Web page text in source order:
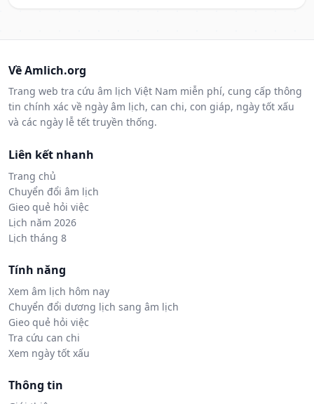
Về Amlich.org
Trang web tra cứu âm lịch Việt Nam miễn phí, cung cấp thông
tin chính xác về ngày âm lịch, can chi, con giáp, ngày tốt xấu
và các ngày lễ tết truyền thống.
Liên kết nhanh
Trang chủ
Chuyển đổi âm lịch
Gieo quẻ hỏi việc
Lịch năm 2026
Lịch tháng 8
Tính năng
Xem âm lịch hôm nay
Chuyển đổi dương lịch sang âm lịch
Gieo quẻ hỏi việc
Tra cứu can chi
Xem ngày tốt xấu
Thông tin